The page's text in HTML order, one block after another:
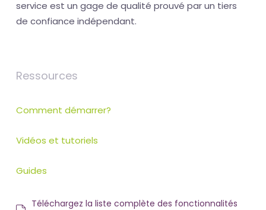
service est un gage de qualité prouvé par un tiers
de confiance indépendant.
Ressources
Comment démarrer?
Vidéos et tutoriels
Guides
Téléchargez la liste complète des fonctionnalités